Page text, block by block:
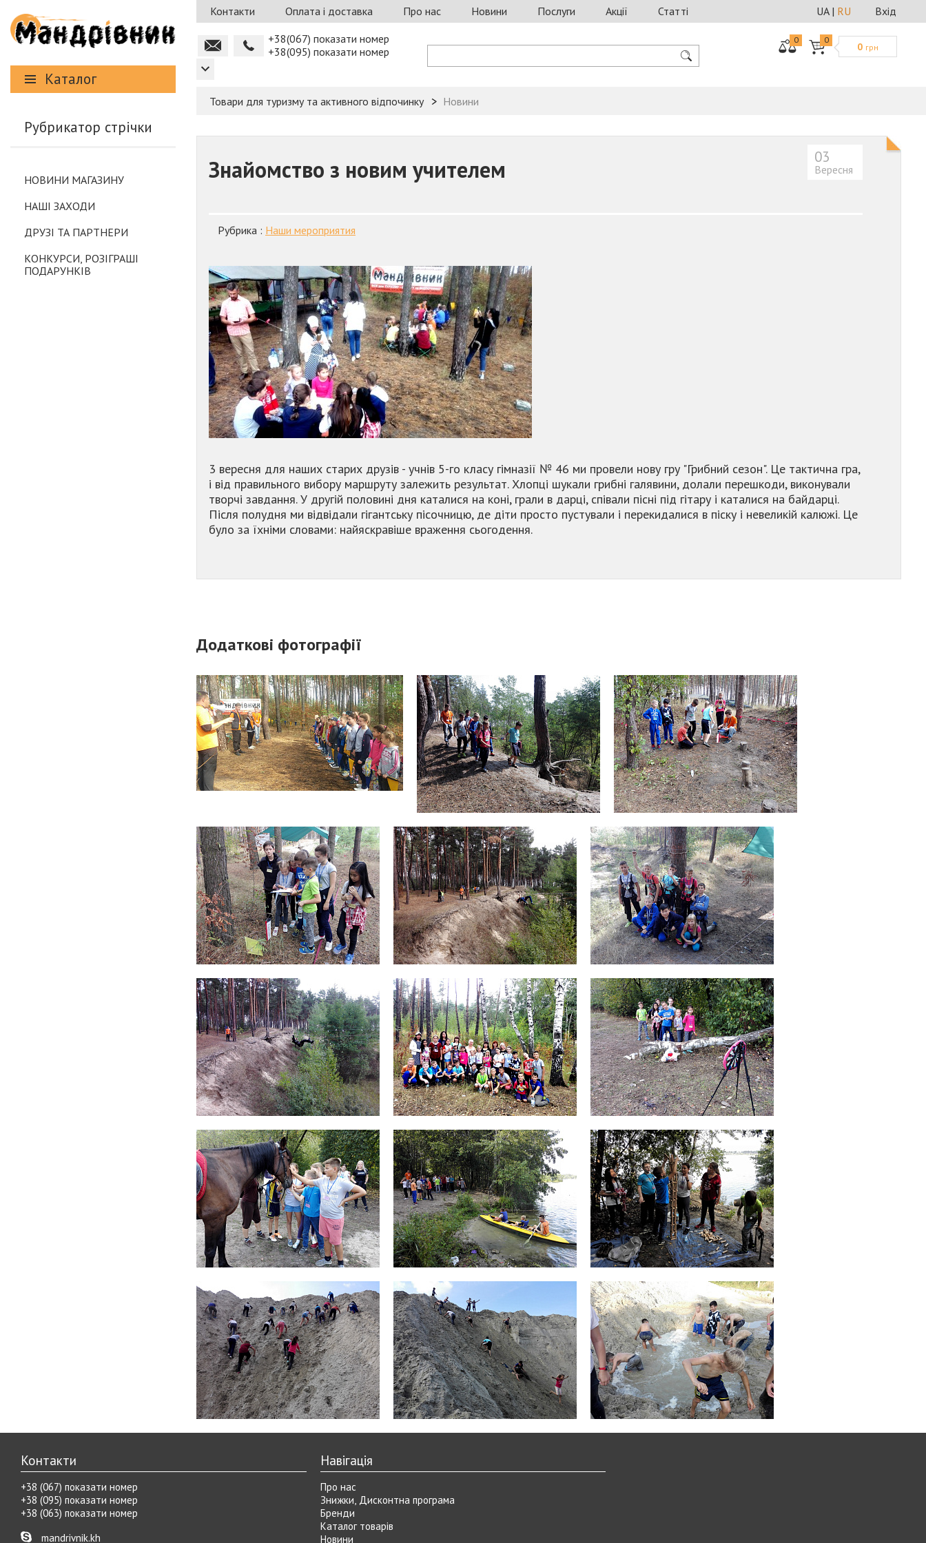
Каталог
Рубрикатор стрічки
НОВИНИ МАГАЗИНУ
НАШІ ЗАХОДИ
ДРУЗІ ТА ПАРТНЕРИ
КОНКУРСИ, РОЗІГРАШІ
ПОДАРУНКІВ
Контакти Оплата і доставка Про нас Новини Послуги Акції Статті Вхід
UA| RU
+38(067) показати номер
+38(095) показати номер
0 0
0 грн
Товари для туризму та активного відпочинку Новини
Знайомство з новим учителем 03
Вересня
Рубрика : Наши мероприятия
3 вересня для наших старих друзів - учнів 5-го класу гімназії № 46 ми провели нову гру "Грибний сезон". Це тактична гра,
і від правильного вибору маршруту залежить результат. Хлопці шукали грибні галявини, долали перешкоди, виконували
творчі завдання. У другій половині дня каталися на коні, грали в дарці, співали пісні під гітару і каталися на байдарці.
Після полудня ми відвідали гігантську пісочницю, де діти просто пустували і перекидалися в піску і невеликій калюжі. Це
було за їхніми словами: найяскравіше враження сьогодення.
Додаткові фотографії
Контакти
+38 (067) показати номер
+38 (095) показати номер
+38 (063) показати номер
mandrivnik.kh
Навігація
Про нас
Знижки, Дисконтна програма
Бренди
Каталог товарів
Новини